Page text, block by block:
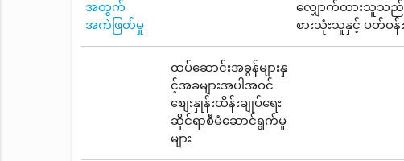
အတွက်
အကဲဖြတ်မှု
လျှောက်ထားသူသည်
စားသုံးသူနှင့် ပတ်ဝ
ထပ်ဆောင်းအခွန်များနှ
င့်အခများအပါအဝင်
စျေးနှုန်းထိန်းချုပ်ရေး
ဆိုင်ရာစီမံဆောင်ရွက်မှု
များ